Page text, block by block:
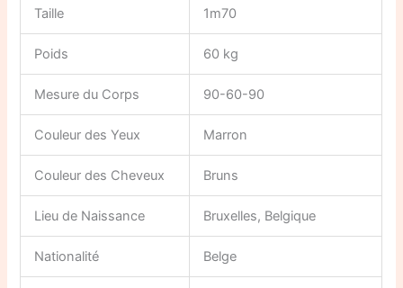
Taille 1m70
Poids 60 kg
Mesure du Corps 90-60-90
Couleur des Yeux Marron
Couleur des Cheveux Bruns
Lieu de Naissance Bruxelles, Belgique
Nationalité Belge